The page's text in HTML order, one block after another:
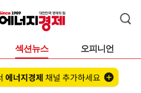
섹션뉴스 오피니언